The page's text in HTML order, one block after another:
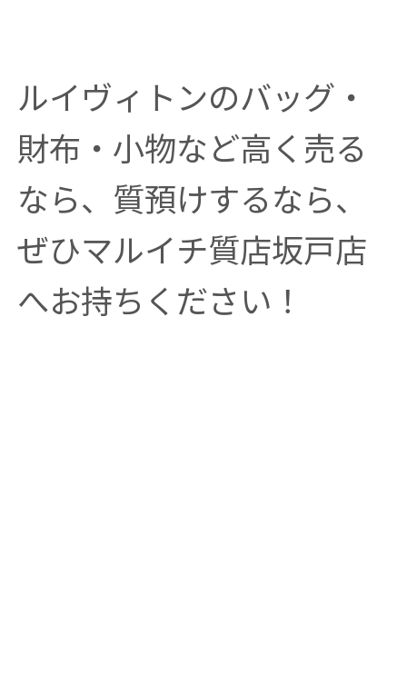
ルイヴィトンのバッグ・
財布・小物など高く売る
なら、質預けするなら、
ぜひマルイチ質店坂戸店
へお持ちください！